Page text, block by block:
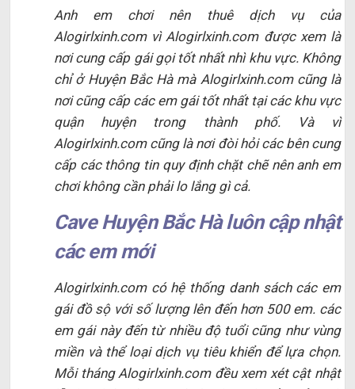
Anh em chơi nên thuê dịch vụ của
Alogirlxinh.com vì Alogirlxinh.com được xem là
nơi cung cấp gái gọi tốt nhất nhì khu vực. Không
chỉ ở Huyện Bắc Hà mà Alogirlxinh.com cũng là
nơi cũng cấp các em gái tốt nhất tại các khu vực
quận huyện trong thành phố. Và vì
Alogirlxinh.com cũng là nơi đòi hỏi các bên cung
cấp các thông tin quy định chặt chẽ nên anh em
chơi không cần phải lo lắng gì cả.
Cave Huyện Bắc Hà luôn cập nhật
các em mới
Alogirlxinh.com có hệ thống danh sách các em
gái đồ sộ với số lượng lên đến hơn 500 em. các
em gái này đến từ nhiều độ tuổi cũng như vùng
miền và thể loại dịch vụ tiêu khiển để lựa chọn.
Mỗi tháng Alogirlxinh.com đều xem xét cật nhật